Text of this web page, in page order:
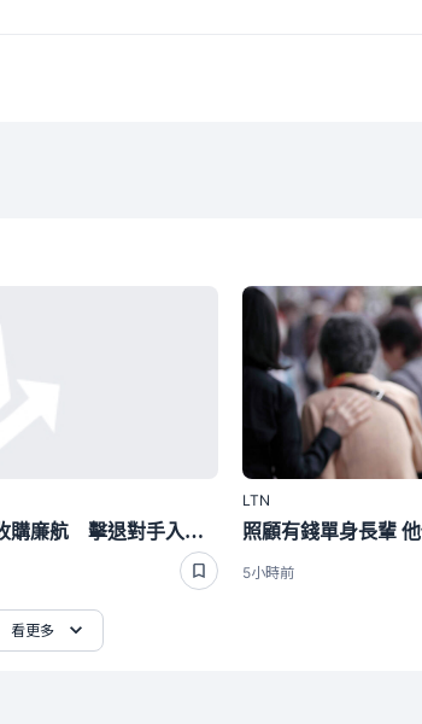
阿波羅2475億收購廉航 擊退對手入主易捷航空
LTN
5小時前
看更多